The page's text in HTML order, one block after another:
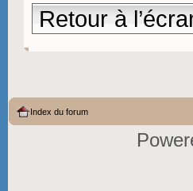
Retour à
Index du forum